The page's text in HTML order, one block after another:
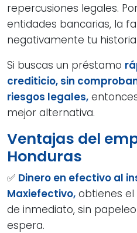
repercusiones legales.
entidades bancarias, la
negativamente tu
Si buscas un préstamo
crediticio, sin
riesgos legales,
mejor alternativa.
Ventajas del
Honduras
✅ Dinero en efectivo al
Maxiefectivo, obtienes el
de inmediato, sin
espera.